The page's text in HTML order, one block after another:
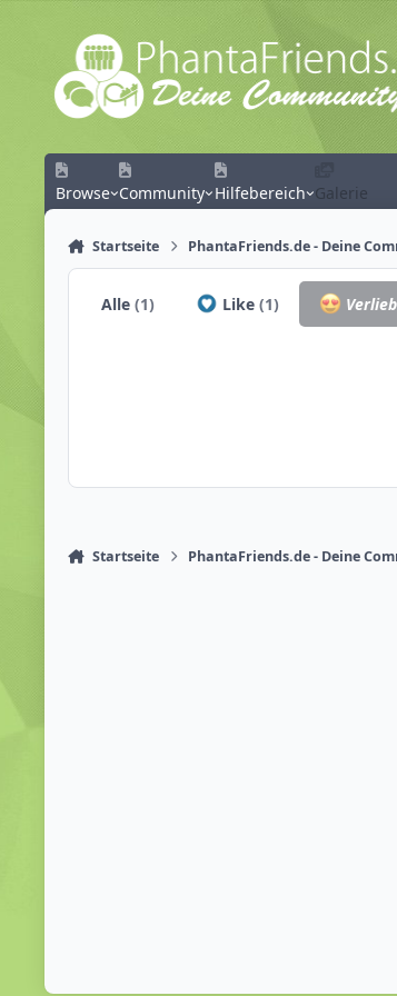
Zum Inhalt springen
Browse Community Hilfebereich Galerie
Startseite PhantaFriends.de - Deine
Alle(1) Like (1)
Startseite PhantaFriends.de - Deine